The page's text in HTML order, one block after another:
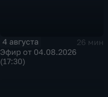
4 августа
26 мин
Эфир от 04.08.2026
(17:30)